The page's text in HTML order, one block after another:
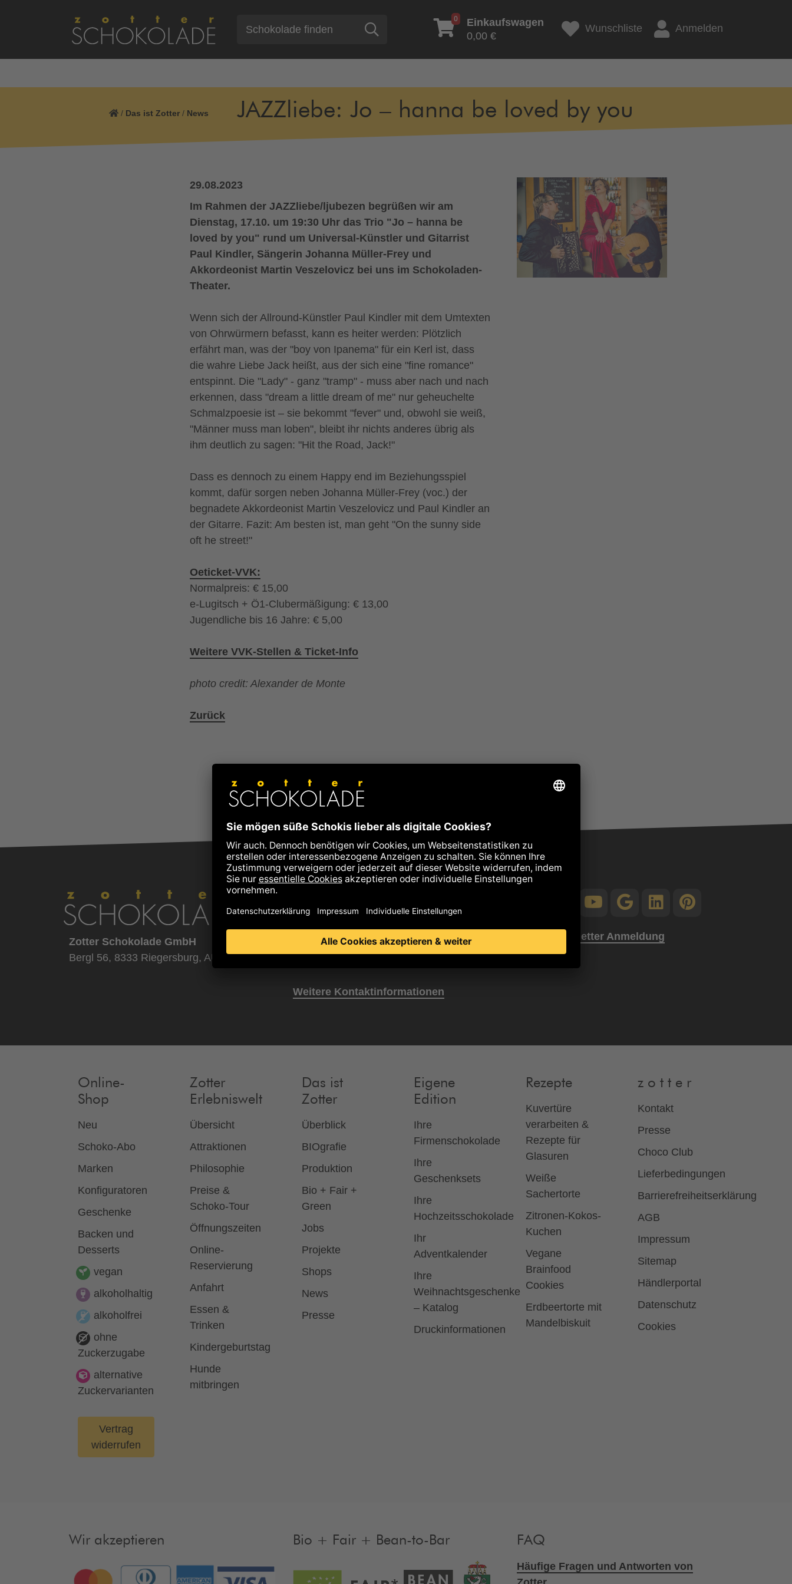
0
Einkaufswagen
0,00 €
Wunschliste Anmelden
/ Das ist Zotter / News JAZZliebe: Jo – hanna be loved by you
29.08.2023
Im Rahmen der JAZZliebe/ljubezen begrüßen wir am
Dienstag, 17.10. um 19:30 Uhr das Trio "Jo – hanna be
loved by you" rund um Universal-Künstler und Gitarrist
Paul Kindler, Sängerin Johanna Müller-Frey und
Akkordeonist Martin Veszelovicz bei uns im Schokoladen-
Theater.
Wenn sich der Allround-Künstler Paul Kindler mit dem Umtexten
von Ohrwürmern befasst, kann es heiter werden: Plötzlich
erfährt man, was der "boy von Ipanema" für ein Kerl ist, dass
die wahre Liebe Jack heißt, aus der sich eine "fine romance"
entspinnt. Die "Lady" - ganz "tramp" - muss aber nach und nach
erkennen, dass "dream a little dream of me" nur geheuchelte
Schmalzpoesie ist – sie bekommt "fever" und, obwohl sie weiß,
"Männer muss man loben", bleibt ihr nichts anderes übrig als
ihm deutlich zu sagen: "Hit the Road, Jack!"
Dass es dennoch zu einem Happy end im Beziehungsspiel
kommt, dafür sorgen neben Johanna Müller-Frey (voc.) der
begnadete Akkordeonist Martin Veszelovicz und Paul Kindler an
der Gitarre. Fazit: Am besten ist, man geht "On the sunny side
oft he street!"
Oeticket-VVK:
Normalpreis: € 15,00
e-Lugitsch + Ö1-Clubermäßigung: € 13,00
Jugendliche bis 16 Jahre: € 5,00
Weitere VVK-Stellen & Ticket-Info
photo credit: Alexander de Monte
Zurück
Zotter Schokolade GmbH
Bergl 56, 8333 Riegersburg, AUSTRIA
schokolade@zotter.at
Weitere Kontaktinformationen
Zur Newsletter Anmeldung
Online-
Shop
Neu
Schoko-Abo
Marken
Konfiguratoren
Geschenke
Backen und
Desserts
vegan
alkoholhaltig
alkoholfrei
ohne
Zuckerzugabe
alternative
Zuckervarianten
Vertrag
widerrufen
Zotter
Erlebniswelt
Übersicht
Attraktionen
Philosophie
Preise &
Schoko-Tour
Öffnungszeiten
Online-
Reservierung
Anfahrt
Essen &
Trinken
Kindergeburtstag
Hunde
mitbringen
Das ist
Zotter
Überblick
BIOgrafie
Produktion
Bio + Fair +
Green
Jobs
Projekte
Shops
News
Presse
Eigene
Edition
Ihre
Firmenschokolade
Ihre
Geschenksets
Ihre
Hochzeitsschokolade
Ihr
Adventkalender
Ihre
Weihnachtsgeschenke
– Katalog
Druckinformationen
Rezepte
Kuvertüre
verarbeiten &
Rezepte für
Glasuren
Weiße
Sachertorte
Zitronen-Kokos-
Kuchen
Vegane
Brainfood
Cookies
Erdbeertorte mit
Mandelbiskuit
z o t t e r
Kontakt
Presse
Choco Club
Lieferbedingungen
Barrierefreiheitserklärung
AGB
Impressum
Sitemap
Händlerportal
Datenschutz
Cookies
Wir akzeptieren Bio + Fair + Bean-to-Bar FAQ
Häufige Fragen und Antworten von